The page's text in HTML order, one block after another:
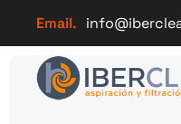
Email.